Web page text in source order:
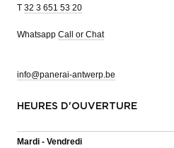
T 32 3 651 53 20
Whatsapp Call or Chat
info@panerai-antwerp.be
HEURES D'OUVERTURE
Mardi - Vendredi